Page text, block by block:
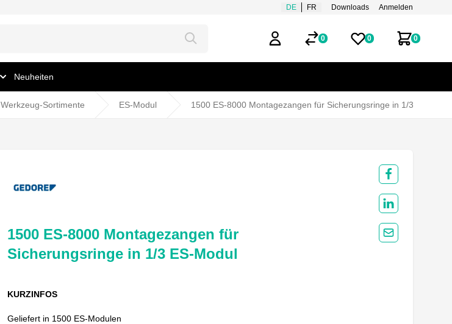
DE FR Downloads Anmelden
Mein Benutzerkonto
0 0
Merklisten
0
Zum
Neuheiten
Werkzeug-Sortimente ES-Modul 1500 ES-8000 Montagezangen für Sicherungsringe in 1/3 ES-
1500 ES-8000 Montagezangen für
Sicherungsringe in 1/3 ES-Modul
KURZINFOS
Geliefert in 1500 ES-Modulen
Share on
Share on
Share by Mail